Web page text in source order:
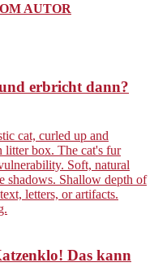
AUTOR
erbricht dann?
Das kann